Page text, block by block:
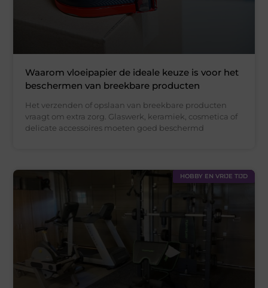
Waarom vloeipapier de ideale keuze is voor het
beschermen van breekbare producten
Het verzenden of opslaan van breekbare producten
vraagt om extra zorg. Glaswerk, keramiek, cosmetica of
delicate accessoires moeten goed beschermd
HOBBY EN VRIJE TIJD